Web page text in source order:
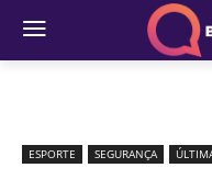
ESPORTE SEGURANÇA